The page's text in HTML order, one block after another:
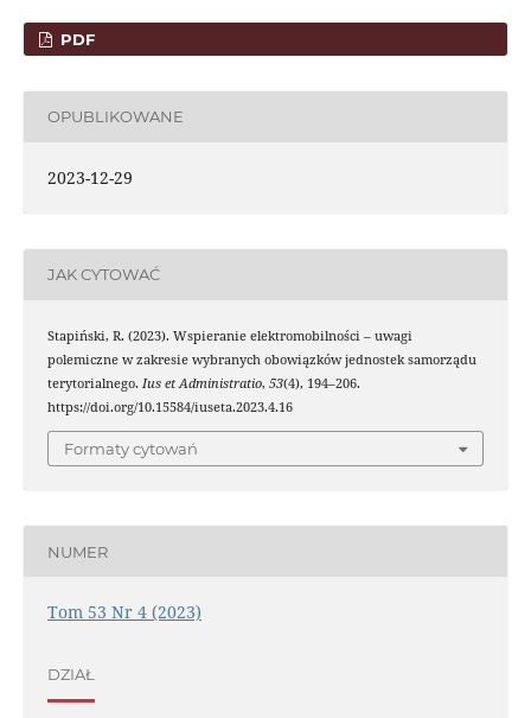
PDF
OPUBLIKOWANE
2023-12-29
JAK CYTOWAĆ
Stapiński, R. (2023). Wspieranie elektromobilności – uwagi
polemiczne w zakresie wybranych obowiązków jednostek samorządu
terytorialnego. Ius et Administratio, 53(4), 194–206.
https://doi.org/10.15584/iuseta.2023.4.16
Formaty cytowań
NUMER
Tom 53 Nr 4 (2023)
DZIAŁ